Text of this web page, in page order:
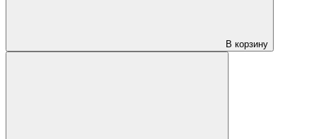
В корзину